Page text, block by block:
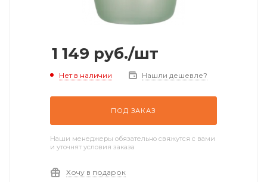
1 149 руб./шт
Нет в наличии Нашли дешевле?
ПОД ЗАКАЗ
Наши менеджеры обязательно свяжутся с вами
и уточнят условия заказа
Хочу в подарок